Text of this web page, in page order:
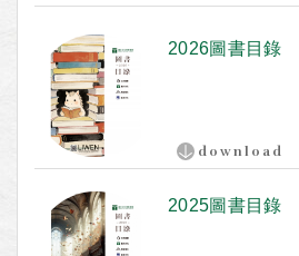
2026圖書目錄
download
2025圖書目錄